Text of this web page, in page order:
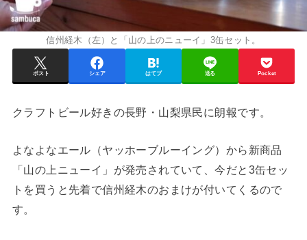
信州経木（左）と「山の上のニューイ」3缶セット。
ポスト シェア はてブ 送る Pocket
クラフトビール好きの長野・山梨県民に朗報です。
よなよなエール（ヤッホーブルーイング）から新商品
「山の上ニューイ」が発売されていて、今だと3缶セッ
トを買うと先着で信州経木のおまけが付いてくるので
す。